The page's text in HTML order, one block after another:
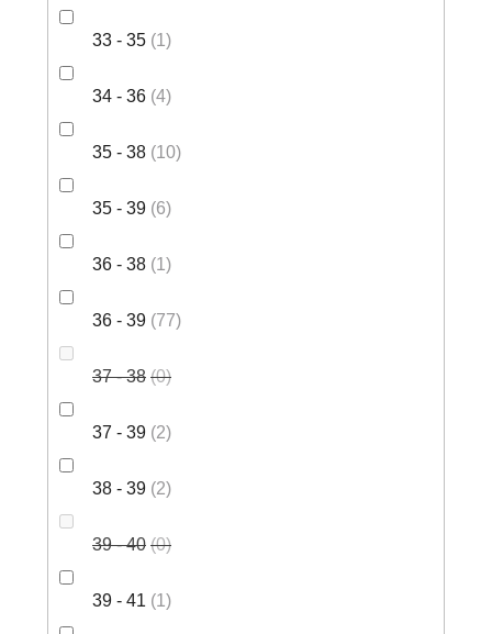
33 - 35 1
34 - 36 4
35 - 38 10
35 - 39 6
36 - 38 1
36 - 39 77
37 - 38 0
37 - 39 2
38 - 39 2
39 - 40 0
39 - 41 1